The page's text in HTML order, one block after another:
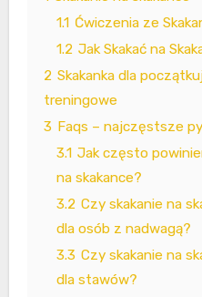
1.1 Ćwiczenia ze
1.2 Jak Skakać na
2 Skakanka dla
treningowe
3 Faqs – najczęstsze
3.1 Jak często
na skakance?
3.2 Czy skakanie na
dla osób z nadwagą?
3.3 Czy skakanie na
dla stawów?